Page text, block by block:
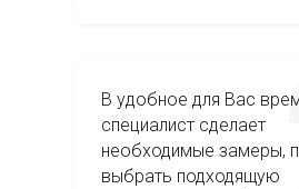
В удобное для Вас
специалист сделает
необходимые замеры,
выбрать подходящую